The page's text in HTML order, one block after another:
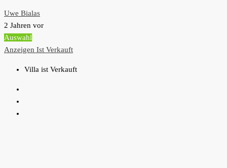
Uwe Bialas
2 Jahren vor
Auswahl
Anzeigen Ist Verkauft
Villa ist Verkauft